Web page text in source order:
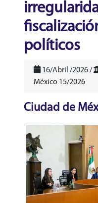
políticos
16/Abril /2026 /
México 15/2026
Ciudad de